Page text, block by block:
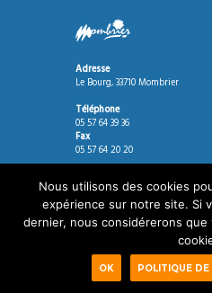
Adresse
Le Bourg, 33710 Mombrier
Téléphone
05 57 64 39 36
Fax
05 57 64 20 20
Mardi, Jeudi de 8h30 à 12H00 et
Vendredi de 8h30 à 12h00 et de
Agence de communication à
réservésPolitique de
Nous utilisons des cookies
expérience sur notre site. Si
dernier, nous considérerons
OK POLITIQUE